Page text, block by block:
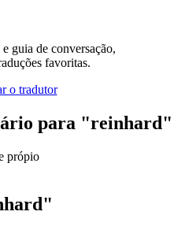
guia de conversação,
favoritas.
para "reinhard"
própio